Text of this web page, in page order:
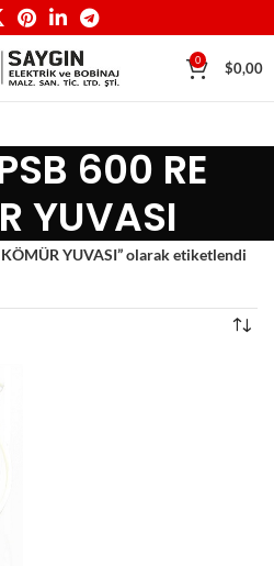
0 $0,00
600 RE
YUVASI
YUVASI” olarak etiketlendi